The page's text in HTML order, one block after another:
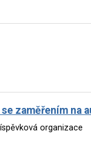
zaměřením na
organizace